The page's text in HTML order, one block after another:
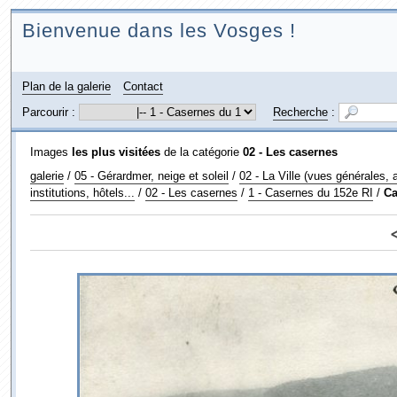
Bienvenue dans les Vosges !
Plan de la galerie
Contact
Parcourir :
Recherche:
Images les plus visitéesde la catégorie 02 - Les casernes
galerie/ 05 - Gérardmer, neige et soleil / 02 - La Ville (vues générales,
institutions, hôtels... / 02 - Les casernes / 1 - Casernes du 152e RI /